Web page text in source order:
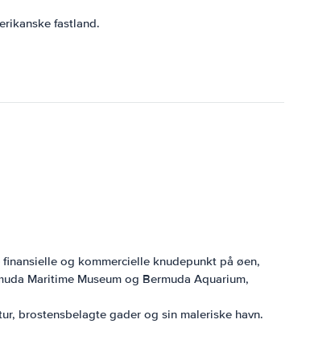
fastland.
og kommercielle knudepunkt på øen,
Maritime Museum og Bermuda Aquarium,
brostensbelagte gader og sin maleriske havn.